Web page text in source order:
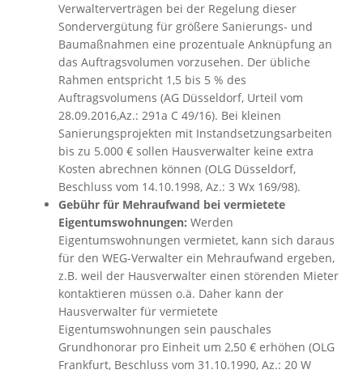
Verwalterverträgen bei der Regelung dieser
Sondervergütung für größere Sanierungs- und
Baumaßnahmen eine prozentuale Anknüpfung an
das Auftragsvolumen vorzusehen. Der übliche
Rahmen entspricht 1,5 bis 5 % des
Auftragsvolumens (AG Düsseldorf, Urteil vom
28.09.2016,Az.: 291a C 49/16). Bei kleinen
Sanierungsprojekten mit Instandsetzungsarbeiten
bis zu 5.000 € sollen Hausverwalter keine extra
Kosten abrechnen können (OLG Düsseldorf,
Beschluss vom 14.10.1998, Az.: 3 Wx 169/98).
Gebühr für Mehraufwand bei vermietete
Eigentumswohnungen: Werden
Eigentumswohnungen vermietet, kann sich daraus
für den WEG-Verwalter ein Mehraufwand ergeben,
z.B. weil der Hausverwalter einen störenden Mieter
kontaktieren müssen o.ä. Daher kann der
Hausverwalter für vermietete
Eigentumswohnungen sein pauschales
Grundhonorar pro Einheit um 2,50 € erhöhen (OLG
Frankfurt, Beschluss vom 31.10.1990, Az.: 20 W